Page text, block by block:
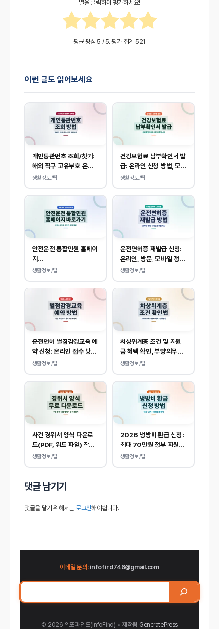
별을 클릭하여 평가하세요!
평균 평점 5 / 5. 평가 집계 521
이런 글도 읽어보세요
개인통관번호 조회/찾기:
해외 직구 고유부호 온라
인 확인, 발급 방법
생활정보/팁
건강보험료 납부확인서 발
급: 온라인 신청 방법, 모바
일 내역 조회 안내
생활정보/팁
안전운전 통합민원 홈페이
지
(www.safedriving.or
민원 사이트 접속
생활정보/팁
운전면허증 재발급 신청:
온라인, 방문, 모바일 갱신
및 분실 대응
생활정보/팁
운전면허 벌점감경교육 예
약 신청: 온라인 접수 방법
및 비용 안내
생활정보/팁
차상위계층 조건 및 지원
금 혜택 확인, 부양의무
자 기준 없이 소득, 재산
생활정보/팁
사건 경위서 양식 다운로
드(PDF, 워드 파일) 작성
방법 및 예시
생활정보/팁
2026 냉방비 환급 신청:
최대 70만원 정부 지원됩
니다.
생활정보/팁
댓글 남기기
댓글을 달기 위해서는 로그인해야합니다.
이메일 문의:infofind746@gmail.com
검
© 2026 인포파인드(InfoFind)​​​​ • 제작됨 GeneratePress